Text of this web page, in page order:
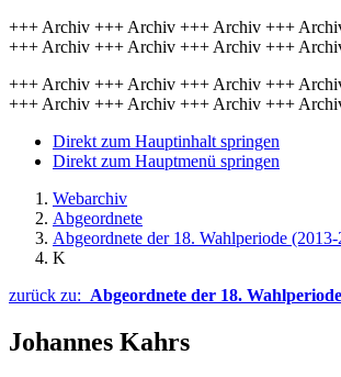
+++ Archiv +++ Archiv +++ Archiv +++
+++ Archiv +++ Archiv +++ Archiv +++
+++ Archiv +++ Archiv +++ Archiv +++
+++ Archiv +++ Archiv +++ Archiv +++
Direkt zum Hauptinhalt springen
Direkt zum Hauptmenü springen
Webarchiv
Abgeordnete
Abgeordnete der 18. Wahlperiode
K
zurück zu: Abgeordnete der 18.
Johannes Kahrs